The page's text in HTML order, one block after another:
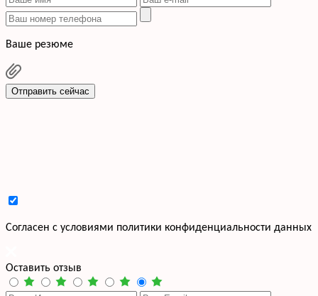
Ваше резюме
Отправить сейчас
Cогласен с условиями политики конфиденциальности данных
Оставить отзыв